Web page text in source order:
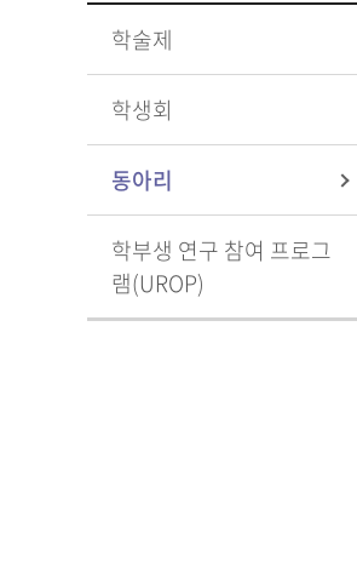
학술제
학생회
동아리
학부생 연구 참여 프로그
램(UROP)